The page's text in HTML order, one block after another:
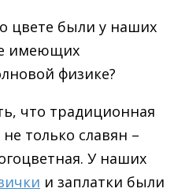
цвете были у наших
имеющих
физике?
что традиционная
только славян –
У наших
и заплатки были